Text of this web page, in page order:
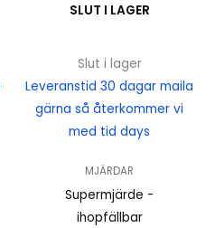
SLUT I LAGER
Slut i lager
Leveranstid 30 dagar maila
gärna så återkommer vi
med tid days
MJÄRDAR
Supermjärde -
ihopfällbar